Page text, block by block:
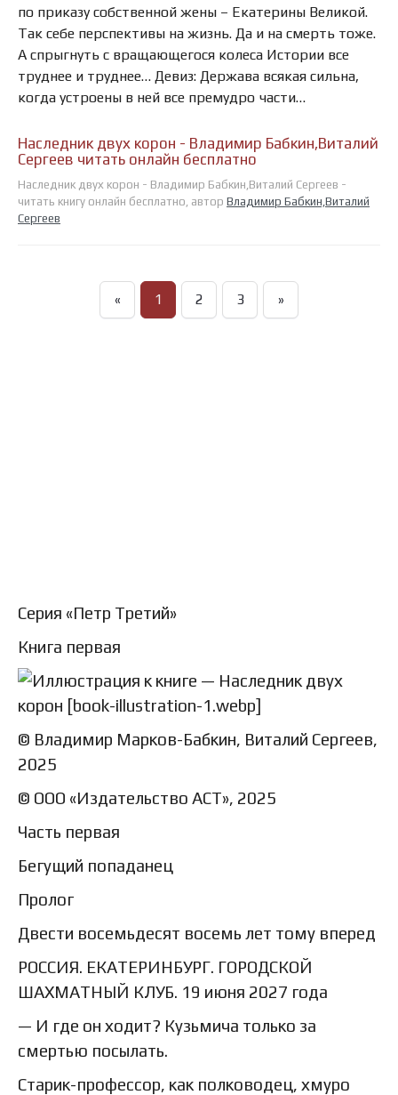
по приказу собственной жены – Екатерины Великой.
Так себе перспективы на жизнь. Да и на смерть тоже.
А спрыгнуть с вращающегося колеса Истории все
труднее и труднее… Девиз: Держава всякая сильна,
когда устроены в ней все премудро части…
Наследник двух корон - Владимир Бабкин,Виталий
Сергеев читать онлайн бесплатно
Наследник двух корон - Владимир Бабкин,Виталий Сергеев -
читать книгу онлайн бесплатно, автор Владимир Бабкин,Виталий
Сергеев
« 1 2 3 »
Серия «Петр Третий»
Книга первая
© Владимир Марков-Бабкин, Виталий Сергеев,
2025
© ООО «Издательство АСТ», 2025
Часть первая
Бегущий попаданец
Пролог
Двести восемьдесят восемь лет тому вперед
РОССИЯ. ЕКАТЕРИНБУРГ. ГОРОДСКОЙ
ШАХМАТНЫЙ КЛУБ. 19 июня 2027 года
— И где он ходит? Кузьмича только за
смертью посылать.
Старик-профессор, как полководец, хмуро